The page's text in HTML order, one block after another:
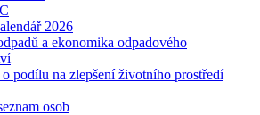
2026
a ekonomika odpadového
podílu na zlepšení životního prostředí
osob